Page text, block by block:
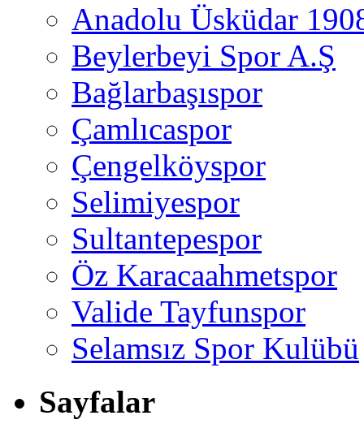
Anadolu Üsküdar
Beylerbeyi Spor A.Ş
Bağlarbaşıspor
Çamlıcaspor
Çengelköyspor
Selimiyespor
Sultantepespor
Öz Karacaahmetspor
Valide Tayfunspor
Selamsız Spor Kulübü
Sayfalar